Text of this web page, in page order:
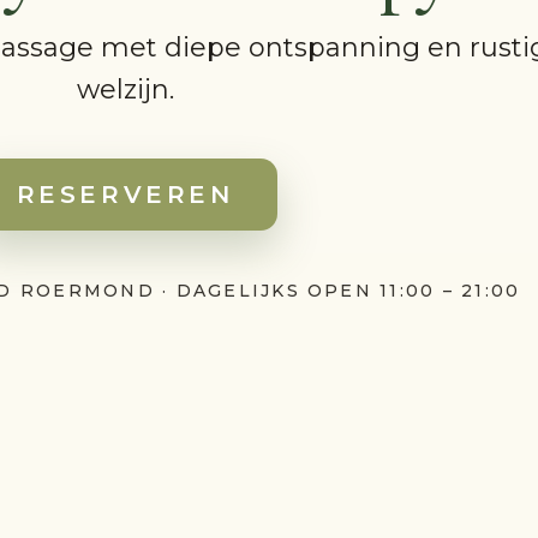
met diepe ontspanning en
welzijn.
RESERVEREN
ROERMOND · DAGELIJKS OPEN 11:00 – 21:00